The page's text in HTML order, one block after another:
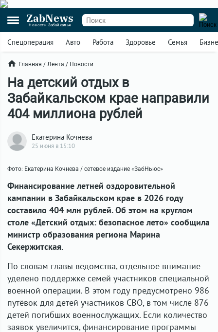
ZabNews
Новости Забайкалья
Спецоперация Авто Работа Здоровье Семья
Главная / Лента / Новости
На детский отдых в
Забайкальском крае направили
404 миллиона рублей
Екатерина Кочнева
25 июня в 15:10
Фото: Екатерина Кочнева / сетевое издание «ЗабНьюс»
Финансирование летней оздоровительной
кампании в Забайкальском крае в 2026 году
составило 404 млн рублей. Об этом на круглом
столе «Детский отдых: безопасное лето» сообщила
министр образования региона Марина
Секержитская.
По словам главы ведомства, отдельное внимание
уделено поддержке семей участников специальной
военной операции. В этом году предусмотрено 986
путёвок для детей участников СВО, в том числе 876
детей погибших военнослужащих. Если количество
заявок увеличится, финансирование программы